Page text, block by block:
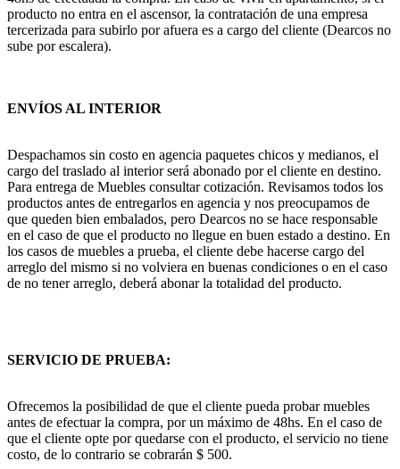
producto no entra en el ascensor, la contratación de una empresa
tercerizada para subirlo por afuera es a cargo del cliente (Dearcos no
sube por escalera).
ENVÍOS AL INTERIOR
Despachamos sin costo en agencia paquetes chicos y medianos, el
cargo del traslado al interior será abonado por el cliente en destino.
Para entrega de Muebles consultar cotización. Revisamos todos los
productos antes de entregarlos en agencia y nos preocupamos de
que queden bien embalados, pero Dearcos no se hace responsable
en el caso de que el producto no llegue en buen estado a destino. En
los casos de muebles a prueba, el cliente debe hacerse cargo del
arreglo del mismo si no volviera en buenas condiciones o en el caso
de no tener arreglo, deberá abonar la totalidad del producto.
SERVICIO DE PRUEBA:
Ofrecemos la posibilidad de que el cliente pueda probar muebles
antes de efectuar la compra, por un máximo de 48hs. En el caso de
que el cliente opte por quedarse con el producto, el servicio no tiene
costo, de lo contrario se cobrarán $ 500.